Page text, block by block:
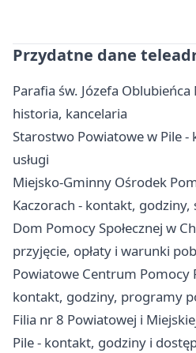
Przydatne dane
Parafia św. Józefa
historia, kancelaria
Starostwo Powiatowe w Pile -
usługi
Miejsko-Gminny Ośrodek
Kaczorach - kontakt, godziny,
Dom Pomocy Społecznej w
przyjęcie, opłaty i warunki
Powiatowe Centrum Pomocy
kontakt, godziny, programy
Filia nr 8 Powiatowej i
Pile - kontakt, godziny i